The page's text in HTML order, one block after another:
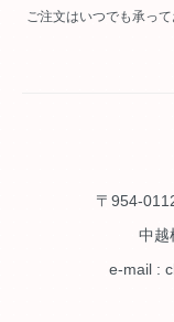
ご注文はいつでも承って
〒954-
中越
e-mail :